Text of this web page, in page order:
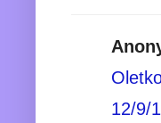
12/9/